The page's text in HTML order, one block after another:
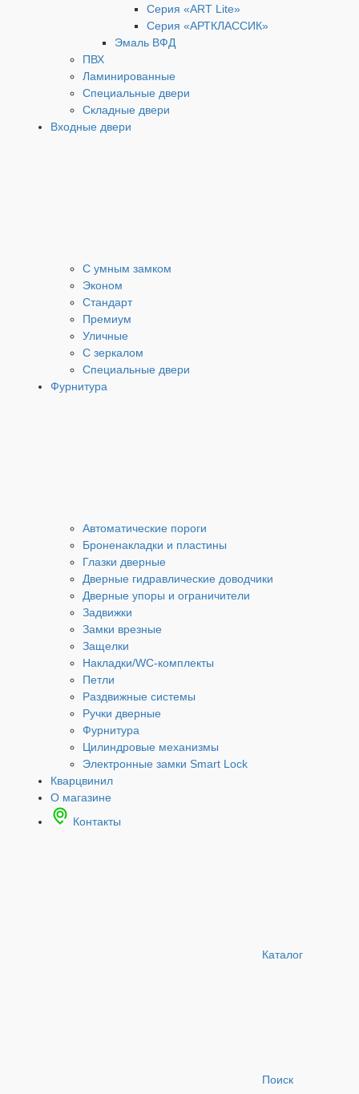
Серия «ART Lite»
Серия «АРТКЛАССИК»
Эмаль ВФД
ПВХ
Ламинированные
Специальные двери
Складные двери
Входные двери
С умным замком
Эконом
Стандарт
Премиум
Уличные
С зеркалом
Специальные двери
Фурнитура
Автоматические пороги
Броненакладки и пластины
Глазки дверные
Дверные гидравлические доводчики
Дверные упоры и ограничители
Задвижки
Замки врезные
Защелки
Накладки/WC-комплекты
Петли
Раздвижные системы
Ручки дверные
Фурнитура
Цилиндровые механизмы
Электронные замки Smart Lock
Кварцвинил
О магазине
Контакты
Каталог
Поиск